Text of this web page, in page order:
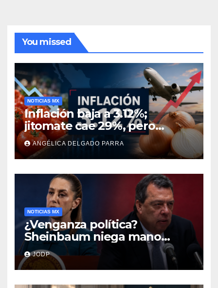
You missed
NOTICIAS MX
Inflación baja a 3.12%;
jitomate cae 29%, pero
cebolla y vuelos se
encarecen
ANGÉLICA DELGADO PARRA
NOTICIAS MX
¿Venganza política?
Sheinbaum niega mano
negra en captura de Ángel
Aguirre
JODP